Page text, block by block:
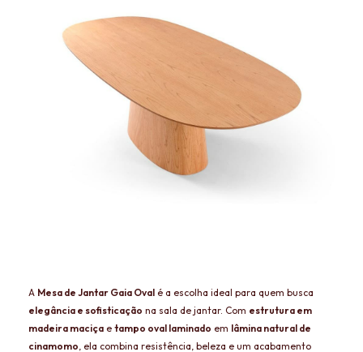
A Mesa de Jantar Gaia Oval é a escolha ideal para quem busca
elegância e sofisticação na sala de jantar. Com estrutura em
madeira maciça e tampo oval laminado em lâmina natural de
cinamomo , ela combina resistência, beleza e um acabamento